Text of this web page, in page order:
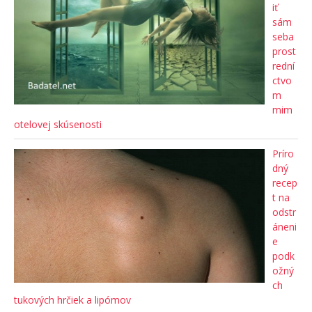
iť
sám
seba
prost
rední
ctvo
m
mim
otelovej skúsenosti
Príro
dný
recep
t na
odstr
áneni
e
podk
ožný
ch
tukových hrčiek a lipómov